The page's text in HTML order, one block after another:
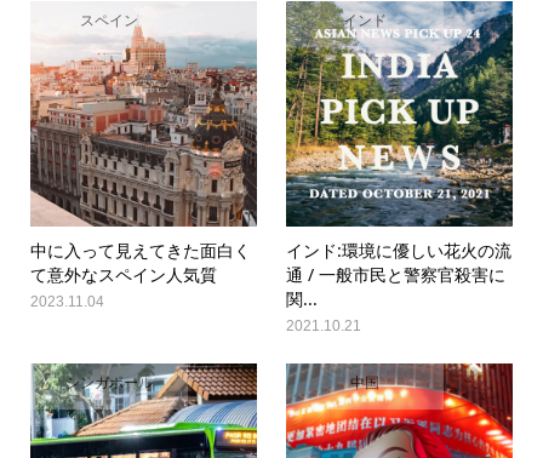
スペイン
中に入って見えてきた面白く
て意外なスペイン人気質
2023.11.04
インド
インド:環境に優しい花火の流
通 / 一般市民と警察官殺害に
関...
2021.10.21
シンガポール 中国